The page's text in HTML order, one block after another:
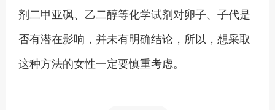
剂二甲亚砜、乙二醇等化学试剂对卵子、子代是
否有潜在影响，并未有明确结论，所以，想采取
这种方法的女性一定要慎重考虑。